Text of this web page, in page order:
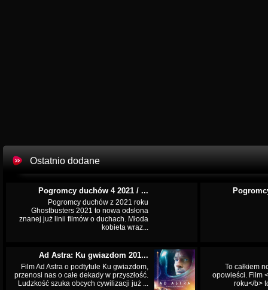
Ostatnio dodane
Pogromcy duchów 4 2021 / ...
Pogromcy duchów z 2021 roku
Ghostbusters 2021 to nowa odsłona
znanej już linii filmów o duchach. Młoda
kobieta wraz...
Ad Astra: Ku gwiazdom 201...
Film Ad Astra o podtytule Ku gwiazdom,
przenosi nas o całe dekady w przyszłość.
Ludzkość szuka obcych cywilizacji już ...
To całkiem
opowieści. Film
roku</b>